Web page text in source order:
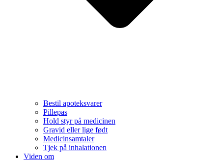
Bestil apoteksvarer
Pillepas
Hold styr på medicinen
Gravid eller lige født
Medicinsamtaler
Tjek på inhalationen
Viden om